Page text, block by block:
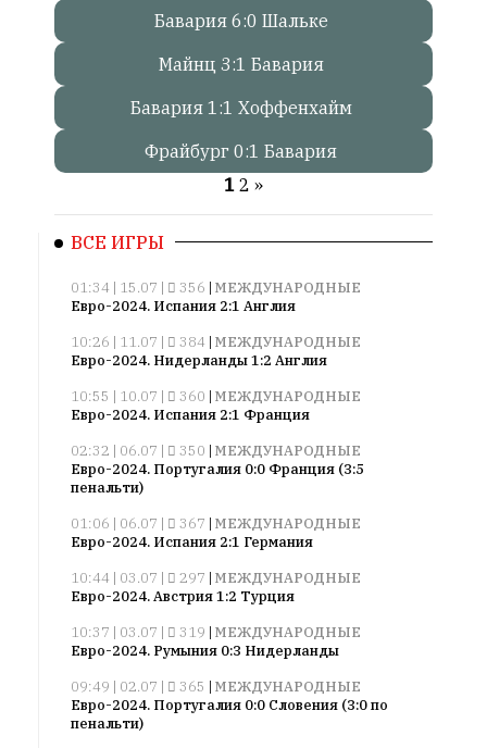
лезет
авторские
искажает
Мнение
редакции
является
обязательным
публикации.
Противоположные
мнения
публикуются,
принимаются
восторга.
Главный
Бавария 6:0 Шальке
Майнц 3:1 Бавария
Бавария 1:1 Хоффенхайм
Фрайбург 0:1 Бавария
1 2 »
ВСЕ ИГРЫ
01:34 | 15.07 | 356 | МЕЖДУНАРОДНЫЕ
Евро-2024. Испания 2:1 Англия
10:26 | 11.07 |
384 | МЕЖДУНАРОДНЫЕ
Евро-2024. Нидерланды 1:2 Англия
10:55 | 10.07 |
360 | МЕЖДУНАРОДНЫЕ
Евро-2024. Испания 2:1 Франция
02:32 | 06.07 |
350 | МЕЖДУНАРОДНЫЕ
Евро-2024. Португалия 0:0 Франция (3:5
пенальти)
01:06 | 06.07 |
367 | МЕЖДУНАРОДНЫЕ
Евро-2024. Испания 2:1 Германия
10:44 | 03.07 |
297 | МЕЖДУНАРОДНЫЕ
Евро-2024. Австрия 1:2 Турция
10:37 | 03.07 |
319 | МЕЖДУНАРОДНЫЕ
Евро-2024. Румыния 0:3 Нидерланды
09:49 | 02.07 |
365 | МЕЖДУНАРОДНЫЕ
Евро-2024. Португалия 0:0 Словения (3:0 по
пенальти)